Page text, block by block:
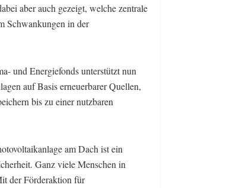
aber auch gezeigt, welche zentrale
Schwankungen in der
und Energiefonds unterstützt nun
auf Basis erneuerbarer Quellen,
bis zu einer nutzbaren
am Dach ist ein
Ganz viele Menschen in
der Förderaktion für